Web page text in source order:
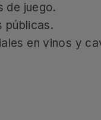
de juego.
públicas.
en vinos y